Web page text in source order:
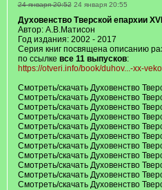
24 января 20:52 24 января 20:55
Духовенство Тверской епархии
Автор: А.В.Матисон
Год издания: 2002 - 2017
Серия книг посвящена описанию
по ссылке все 11 выпусков:
https://otveri.info/book/duhov...-xx-
Смотреть/скачать Духовенство
Смотреть/скачать Духовенство
Смотреть/скачать Духовенство
Смотреть/скачать Духовенство
Смотреть/скачать Духовенство
Смотреть/скачать Духовенство
Смотреть/скачать Духовенство
Смотреть/скачать Духовенство
Смотреть/скачать Духовенство
Смотреть/скачать Духовенство
Смотреть/скачать Духовенство